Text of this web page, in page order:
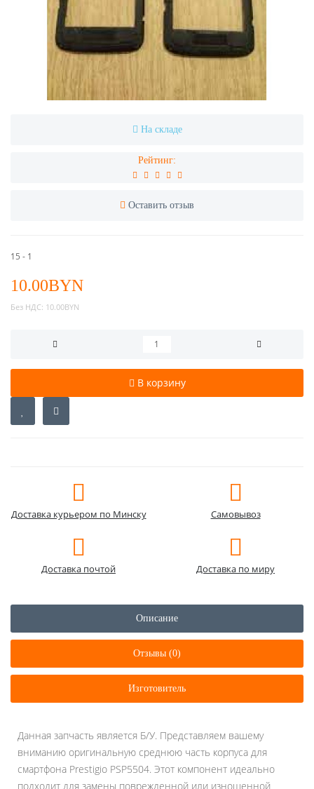
На складе
Рейтинг:
Оставить отзыв
15 - 1
10.00BYN
Без НДС: 10.00BYN
В корзину
Доставка курьером по Минску Самовывоз
Доставка почтой Доставка по миру
Описание
Отзывы (0)
Изготовитель
Данная запчасть является Б/У. Представляем вашему
вниманию оригинальную среднюю часть корпуса для
смартфона Prestigio PSP5504. Этот компонент идеально
подходит для замены поврежденной или изношенной